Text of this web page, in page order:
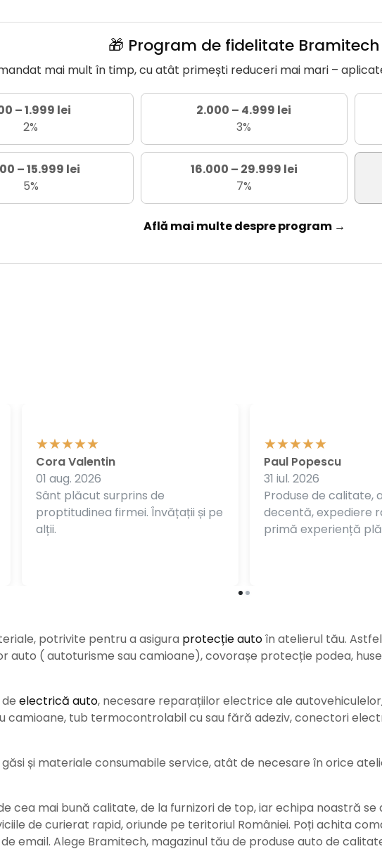
🎁 Program de fidelitate Bramitech
mai mult în timp, cu atât primești reduceri mai mari –
– 1.999 lei
2%
2.000 – 4.999 lei
3%
– 15.999 lei
5%
16.000 – 29.999 lei
7%
Află mai multe despre program →
Sânt plăcut surprins de
proptitudinea firmei. Învățații și pe
alții.
Cora Valentin
01 aug. 2026
Produse de calitate,
decentă, expediere
primă experiență
Paul Popescu
31 iul. 2026
potrivite pentru a asigura protecție autoîn atelierul tău.
auto ( autoturisme sau camioane), covorașe protecție podea,
electrică auto, necesare reparațiilor electrice ale
tub termocontrolabil cu sau fără adeziv, conectori
și materiale consumabile service, atât de necesare în orice
cea mai bună calitate, de la furnizori de top, iar echipa noastră
de curierat rapid, oriunde pe teritoriul României. Poți achita
email. Alege Bramitech, magazinul tău de produse auto de